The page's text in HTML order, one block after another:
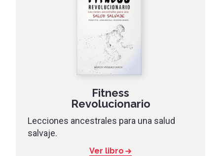
Fitness
Revolucionario
Lecciones ancestrales para una salud
salvaje.
Ver libro